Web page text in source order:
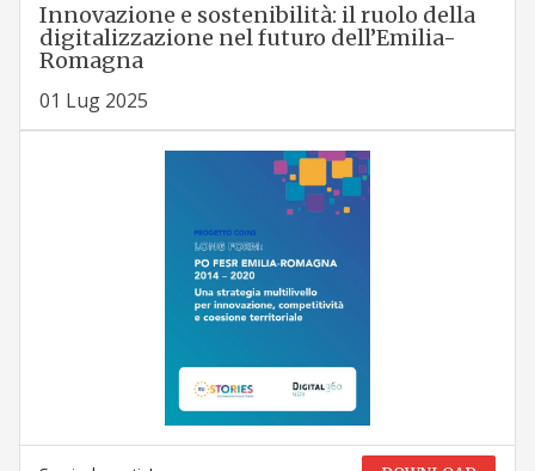
Innovazione e sostenibilità: il ruolo della
digitalizzazione nel futuro dell’Emilia-
Romagna
01 Lug 2025